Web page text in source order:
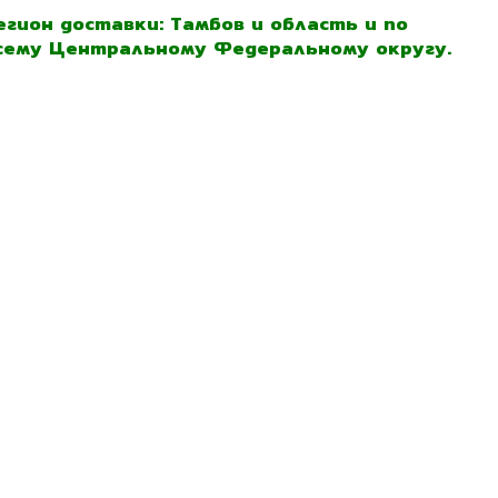
доставки: Тамбов и область и по
Центральному Федеральному округу.